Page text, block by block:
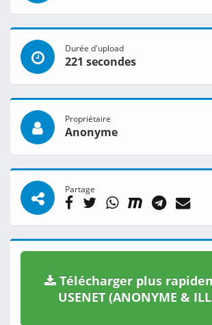
Durée d'upload
221 secondes
Propriétaire
Anonyme
Partage
Télécharger plus
USENET (ANONYME &